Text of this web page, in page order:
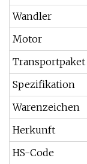
Wandler
Motor
Transportpaket
Spezifikation
Warenzeichen
Herkunft
HS-Code